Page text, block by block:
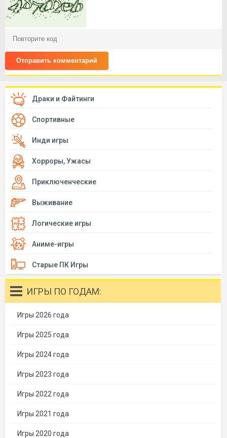
Отправить комментарий
Драки и Файтинги
Спортивные
Инди игры
Хорроры, Ужасы
Приключенческие
Выживание
Логические игры
Аниме-игры
Старые ПК Игры
ИГРЫ ПО ГОДАМ:
Игры 2026 года
Игры 2025 года
Игры 2024 года
Игры 2023 года
Игры 2022 года
Игры 2021 года
Игры 2020 года